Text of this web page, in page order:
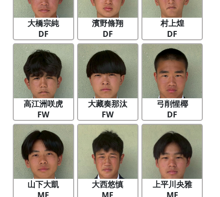
大橋宗純
DF
濱野脩翔
DF
村上煌
DF
高江洲咲虎
FW
大藏奏那汰
FW
弓削惺椰
DF
山下大凱
大西悠慎
上平川央雅